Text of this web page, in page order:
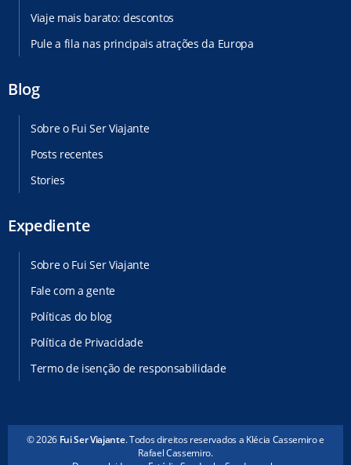
Viaje mais barato: descontos
Pule a fila nas principais atrações da Europa
Blog
Sobre o Fui Ser Viajante
Posts recentes
Stories
Expediente
Sobre o Fui Ser Viajante
Fale com a gente
Políticas do blog
Política de Privacidade
Termo de isenção de responsabilidade
© 2026 Fui Ser Viajante. Todos direitos reservados a Klécia Cassemiro e
Rafael Cassemiro.